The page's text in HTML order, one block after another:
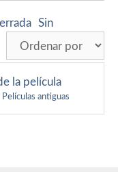
Sin
la película
Películas antiguas